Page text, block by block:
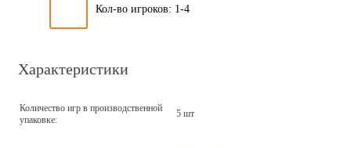
Кол-во игроков: 1-4
Характеристики
Количество игр в производственной
упаковке:
5 шт